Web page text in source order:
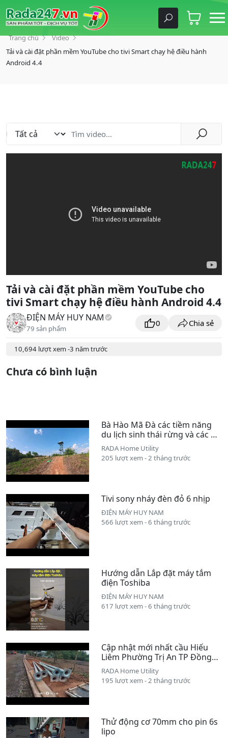
Trang chủ
Video
Tải và cài đặt phần mềm YouTube cho tivi Smart chạy hệ điều hành
Android 4.4
Tải và cài đặt phần mềm YouTube cho
tivi Smart chạy hệ điều hành Android 4.4
ĐIỆN MÁY HUY NAM
79 sản phẩm
0 Chia sẻ
10,694 lượt xem -3 năm trước
Chưa có bình luận
Bà Hào Mã Đà các tiềm năng
du lịch sinh thái rừng và các dự
án trọng điểm của TP Đồng Nai
năm 2026 😮
RADA Home Utility
205 lượt xem - 2 tháng trước
Tivi sony nháy đèn đỏ 6 nhịp
ĐIỆN MÁY HUY NAM
566 lượt xem - 6 tháng trước
Hướng dẫn Lắp đặt máy tắm
điện Toshiba
ĐIỆN MÁY HUY NAM
617 lượt xem - 6 tháng trước
Cập nhật mới nhất cầu Hiếu
Liêm Phường Trị An TP Đồng
Nai 2026
RADA Home Utility
195 lượt xem - 2 tháng trước
Thử động cơ 70mm cho pin 6s
lipo